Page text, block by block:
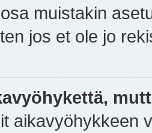
muistakin
jos et ole jo
aikavyöhykkeen